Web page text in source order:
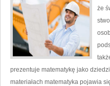
że
prezentuje matematykę jako
materiałach matematyka pojawia